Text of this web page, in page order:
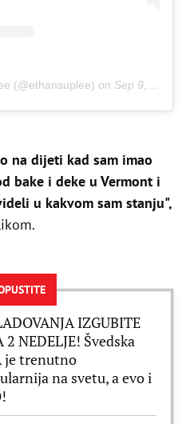
(@ethansuplee) on Sep 9, 2020 at 12:11pm PDT
na dijeti kad sam imao
bake i deke u Vermont i
u kakvom sam stanju",
IZGUBITE
2 NEDELJE! Švedska
je trenutno
na svetu, a evo i